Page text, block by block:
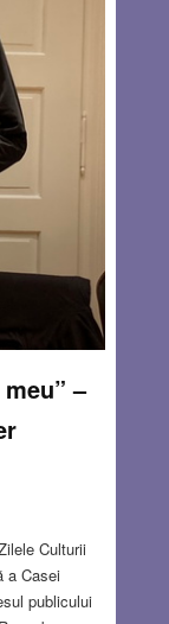
–
Culturii
a Casei
publicului